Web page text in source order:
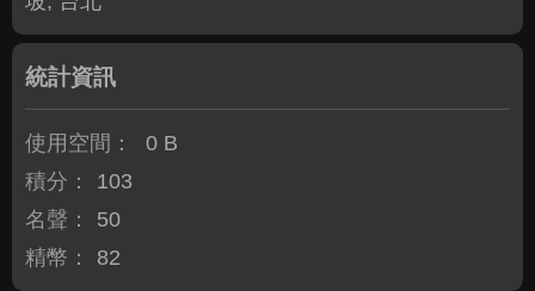
統計資訊
使用空間：
0 B
積分：
103
名聲：
50
精幣：
82